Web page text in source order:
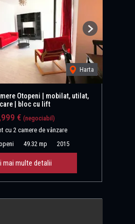
Harta
Next
Otopeni | mobilat, utilat,
| bloc cu lift
€ (negociabil)
cu 2 camere de vânzare
49.32 mp 2015
mai multe detalii